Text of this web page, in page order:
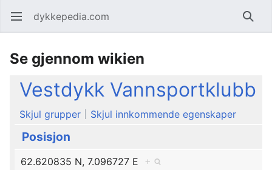
Åpne hovedmenyen dykkepedia.com Søk
Se gjennom wikien
Vestdykk Vannsportklubb
Skjul grupper Skjul innkommende egenskaper
Posisjon
62.620835 N, 7.096727 E +